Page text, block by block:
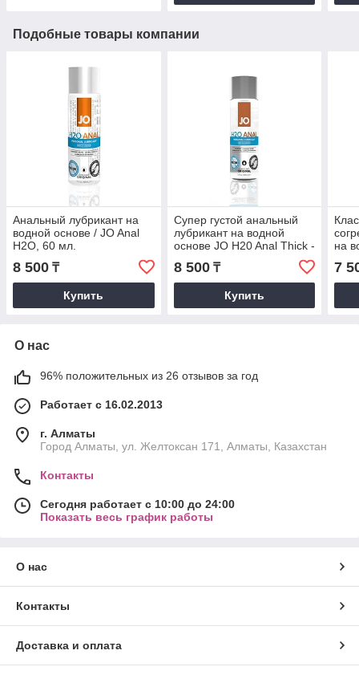
Подобные товары компании
Анальный лубрикант на
водной основе / JO Anal
H2O, 60 мл.
8 500 ₸
Купить
Супер густой анальный
лубрикант на водной
основе JO H20 Anal Thick -
8 500₸
Купить
на
7
О нас
96% положительных из 26 отзывов за год
Работает с 16.02.2013
г. Алматы
Город Алматы, ул. Желтоксан 171, Алматы, Казахстан
Контакты
Сегодня работает с 10:00 до 24:00
Показать весь график работы
О нас
Контакты
Доставка и оплата